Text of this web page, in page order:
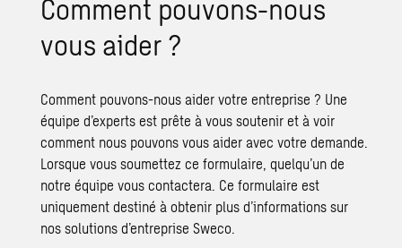
Comment pouvons-nous
vous aider ?
Comment pouvons-nous aider votre entreprise ? Une
équipe d’experts est prête à vous soutenir et à voir
comment nous pouvons vous aider avec votre demande.
Lorsque vous soumettez ce formulaire, quelqu’un de
notre équipe vous contactera. Ce formulaire est
uniquement destiné à obtenir plus d’informations sur
nos solutions d’entreprise Sweco.